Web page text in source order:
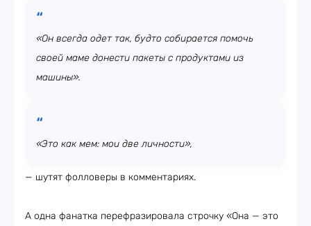
«Он всегда одет так, будто собирается помочь
своей маме донести пакеты с продуктами из
машины».
«Это как мем: мои две личности»,
— шутят фолловеры в комментариях.
А одна фанатка перефразировала строчку «Она — это